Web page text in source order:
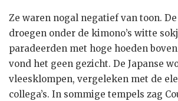
Ze waren nogal negatief van toon.
droegen onder de kimono’s witte
paradeerden met hoge hoeden
vond het geen gezicht. De Japanse
vleesklompen, vergeleken met de
collega’s. In sommige tempels zag